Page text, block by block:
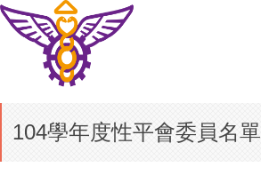
104學年度性平會委員名單